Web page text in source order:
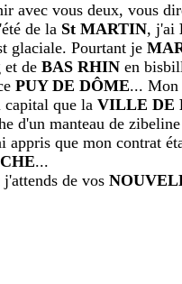
vous deux, vous
de la St MARTIN, j'ai
glaciale. Pourtant je
et de BAS RHIN en
PUY DE DÔME... Mon
capital que la VILLE DE
d'un manteau de
appris que mon contrat
...
j'attends de vos